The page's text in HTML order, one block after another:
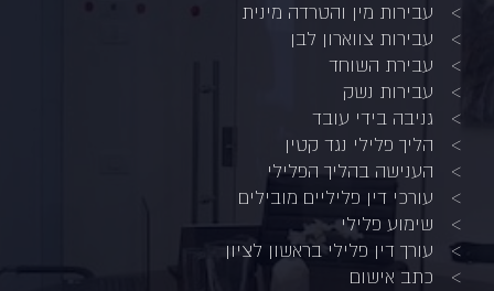
עבירות מין והטרדה מינית
עבירות צווארון לבן
עבירת השוחד
עבירות נשק
גניבה בידי עובד
הליך פלילי נגד קטין
הענישה בהליך הפלילי
עורכי דין פליליים מובילים
שימוע פלילי
עורך דין פלילי בראשון לציון
כתב אישום